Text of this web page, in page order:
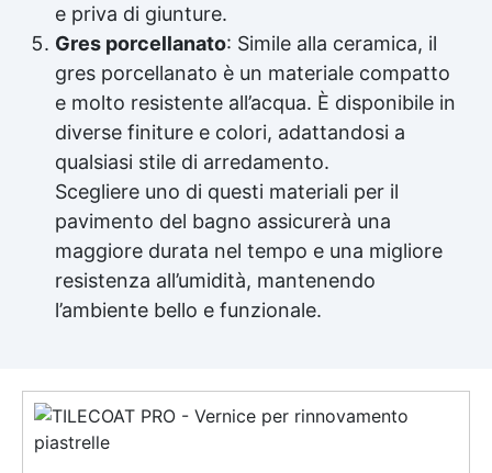
e priva di giunture.
Gres porcellanato: Simile alla ceramica, il
gres porcellanato è un materiale compatto
e molto resistente all’acqua. È disponibile in
diverse finiture e colori, adattandosi a
qualsiasi stile di arredamento.
Scegliere uno di questi materiali per il
pavimento del bagno assicurerà una
maggiore durata nel tempo e una migliore
resistenza all’umidità, mantenendo
l’ambiente bello e funzionale.